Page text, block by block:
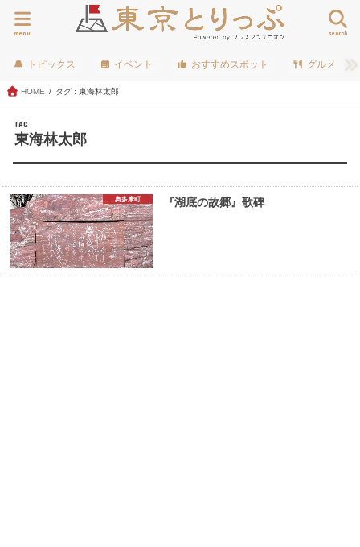
search
menu
トピックス イベント おすすめスポット グルメ
HOME タグ : 東海林太郎
TAG
東海林太郎
奥多摩町 『湖底の故郷』歌碑